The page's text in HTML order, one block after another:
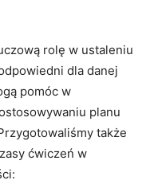
rolę w ustaleniu
dla danej
pomóc w
planu
także
ćwiczeń w